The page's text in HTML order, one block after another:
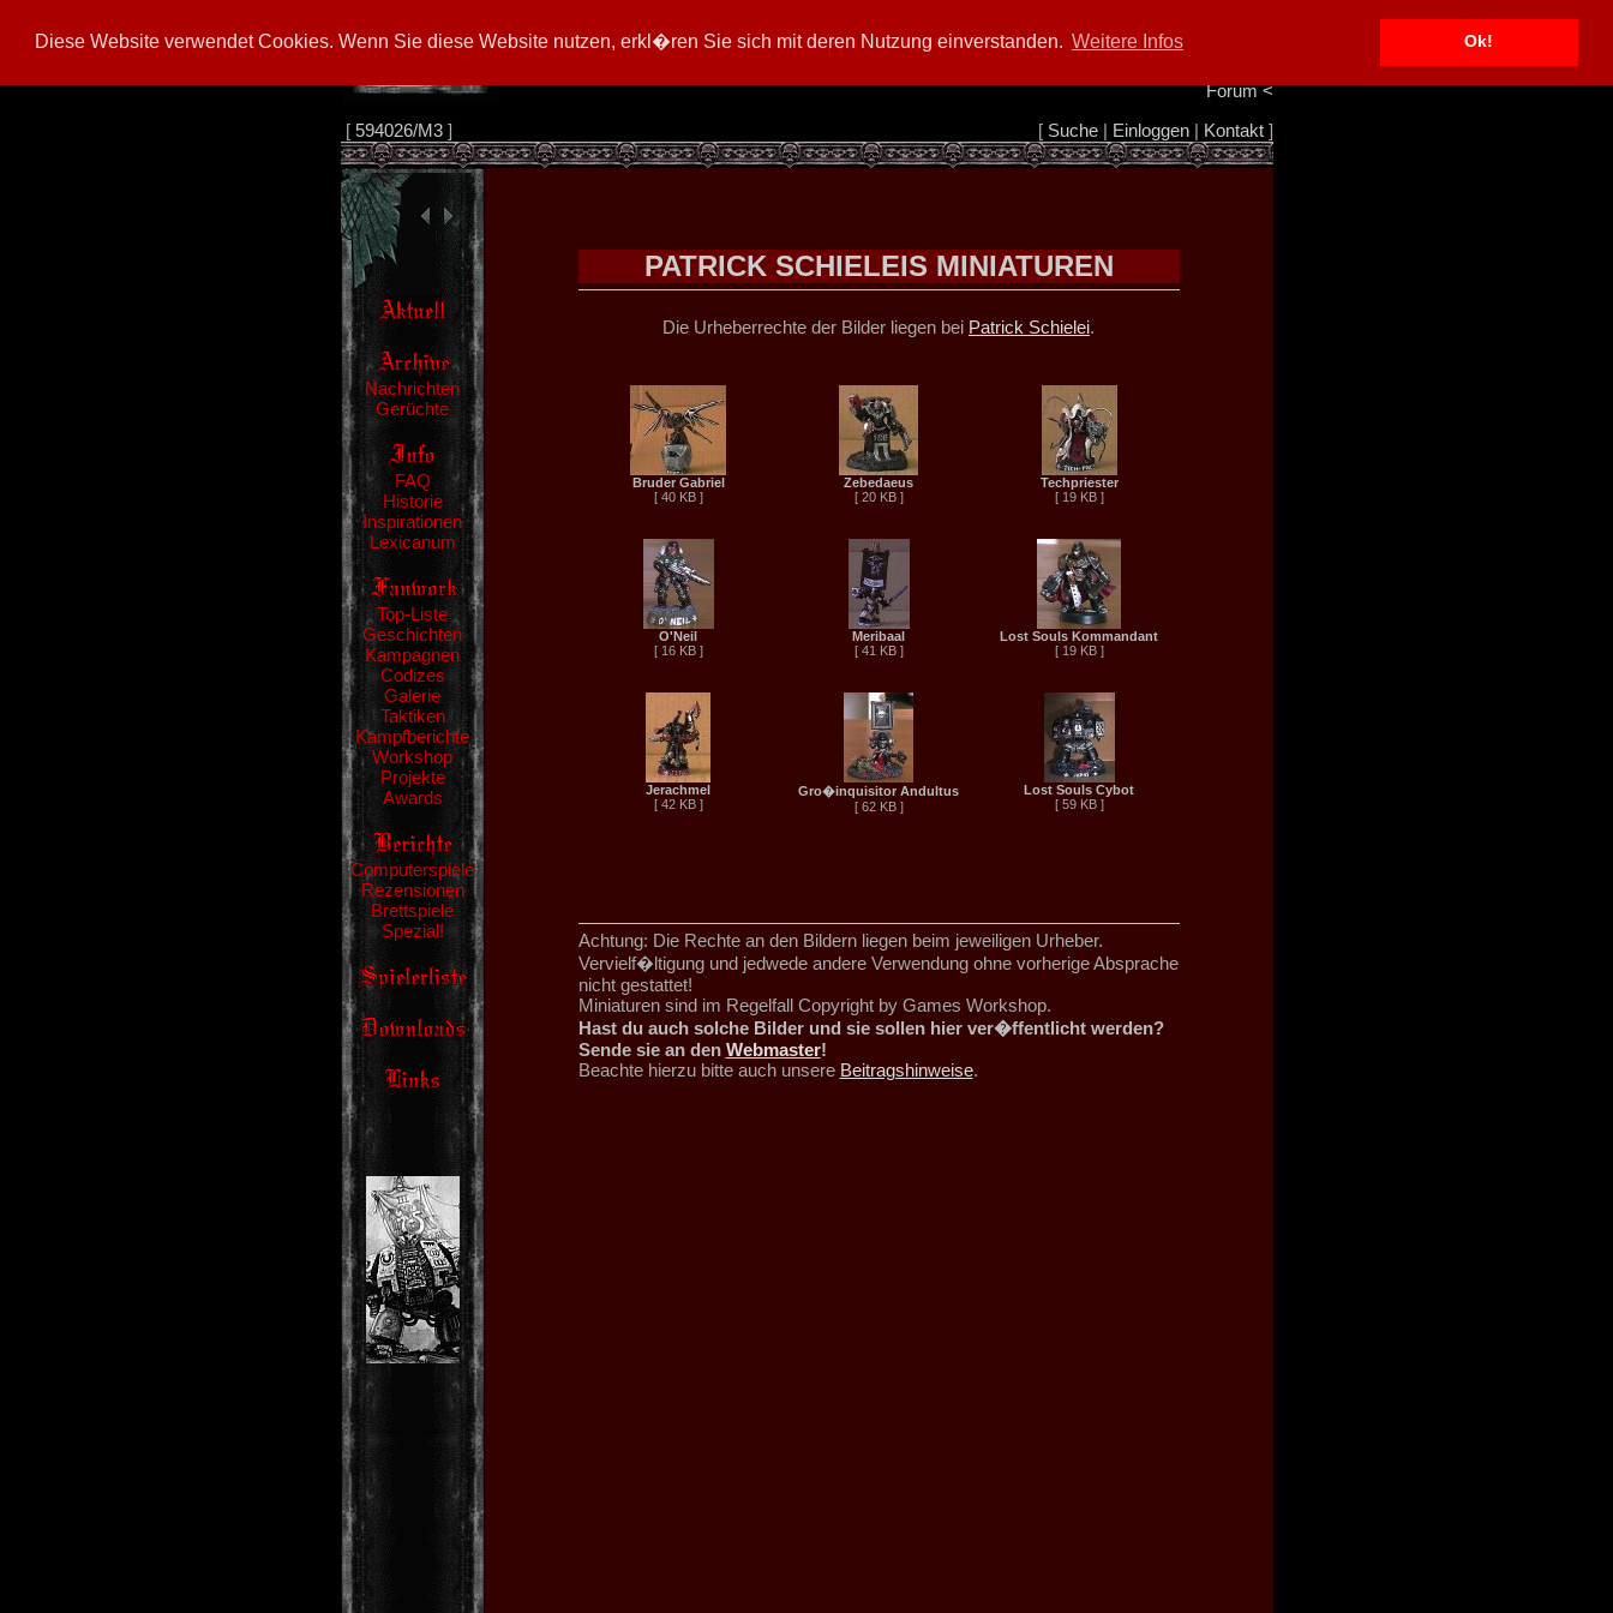
Diese Website verwendet Cookies. Wenn Sie diese Website nutzen, erkl�ren Sie sich mit deren Nutzung einverstanden. Weitere Infos Ok!
Info/Impressum
Forum<
[ 594026/M3] [ Suche| Einloggen| Kontakt]
Nachrichten
Gerüchte
FAQ
Historie
Inspirationen
Lexicanum
Top-Liste
Geschichten
Kampagnen
Codizes
Galerie
Taktiken
Kampfberichte
Workshop
Projekte
Awards
Computerspiele
Rezensionen
Brettspiele
Spezial!
PATRICK SCHIELEIS MINIATUREN
Die Urheberrechte der Bilder liegen bei Patrick Schielei.
Bruder Gabriel
[ 40 KB ]
Zebedaeus
[ 20 KB ]
Techpriester
[ 19 KB ]
O'Neil
[ 16 KB ]
Meribaal
[ 41 KB ]
Lost Souls Kommandant
[ 19 KB ]
Jerachmel
[ 42 KB ]
Gro�inquisitor Andultus
[ 62 KB ]
Lost Souls Cybot
[ 59 KB ]
Achtung: Die Rechte an den Bildern liegen beim jeweiligen Urheber.
Vervielf�ltigung und jedwede andere Verwendung ohne vorherige Absprache
nicht gestattet!
Miniaturen sind im Regelfall Copyright by Games Workshop.
Hast du auch solche Bilder und sie sollen hier ver�ffentlicht werden?
Sende sie an den Webmaster!
Beachte hierzu bitte auch unsere Beitragshinweise.